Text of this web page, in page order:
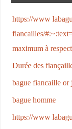
https://www
fiancailles/
maximum à
Durée des
bague fiancaille or
bague homme
https://www